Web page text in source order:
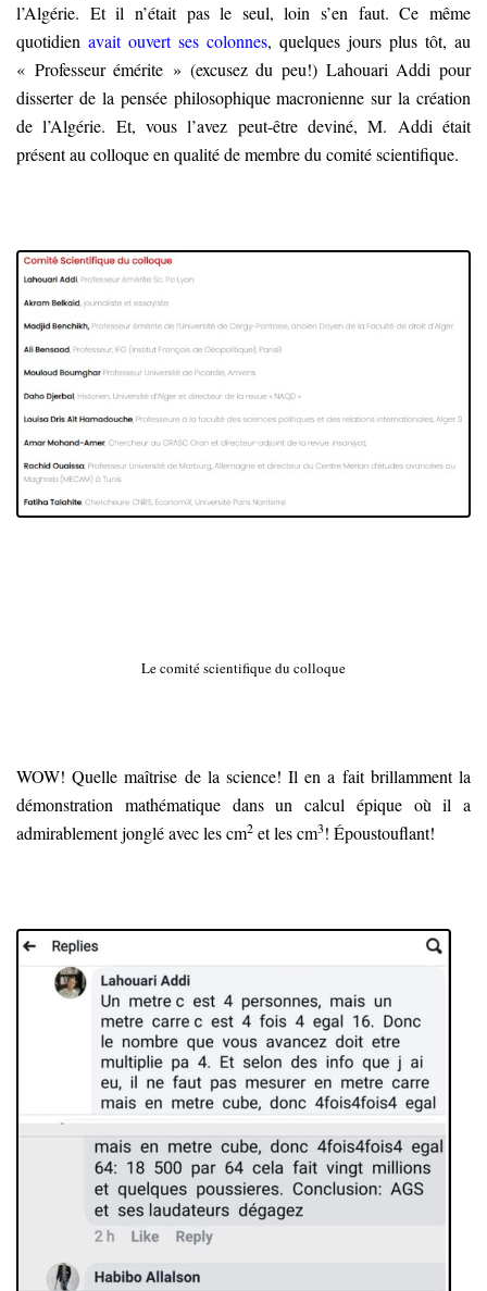
l’Algérie. Et il n’était pas le seul, loin s’en faut. Ce même
quotidien avait ouvert ses colonnes, quelques jours plus tôt, au
« Professeur émérite » (excusez du peu!) Lahouari Addi pour
disserter de la pensée philosophique macronienne sur la création
de l’Algérie. Et, vous l’avez peut-être deviné, M. Addi était
présent au colloque en qualité de membre du comité scientifique.
Le comité scientifique du colloque
WOW! Quelle maîtrise de la science! Il en a fait brillamment la
démonstration mathématique dans un calcul épique où il a
admirablement jonglé avec les cm2 et les cm3! Époustouflant!